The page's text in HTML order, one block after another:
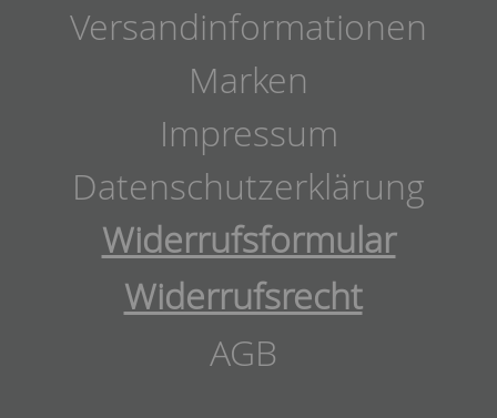
Versandinformationen
Marken
Impressum
Datenschutzerklärung
Widerrufsformular
Widerrufsrecht
AGB